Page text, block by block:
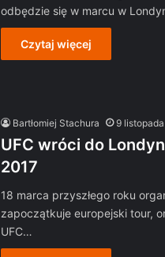
odbędzie się w marcu w
Czytaj więcej
Bartłomiej Stachura 9
UFC wróci do
2017
18 marca przyszłego roku
zapoczątkuje europejski tour,
UFC…